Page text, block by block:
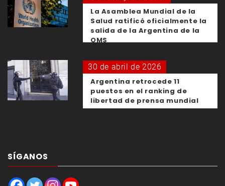
La Asamblea Mundial de la
Salud ratificó oficialmente la
salida de la Argentina de la
OMS
30 de abril de 2026
Argentina retrocede 11
puestos en el ranking de
libertad de prensa mundial
SÍGANOS